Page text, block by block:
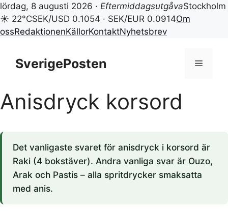
lördag, 8 augusti 2026 · EftermiddagsutgåvaStockholm
☀ 22°CSEK/USD 0.1054 · SEK/EUR 0.0914Om
ossRedaktionenKällorKontaktNyhetsbrev
innehållSverigePosten Meny
Anisdryck korsord
Det vanligaste svaret för anisdryck i korsord är
Raki (4 bokstäver). Andra vanliga svar är Ouzo,
Arak och Pastis – alla spritdrycker smaksatta
med anis.